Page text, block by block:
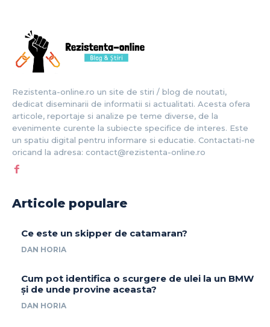
Rezistenta-online.ro un site de stiri / blog de noutati,
dedicat diseminarii de informatii si actualitati. Acesta ofera
articole, reportaje si analize pe teme diverse, de la
evenimente curente la subiecte specifice de interes. Este
un spatiu digital pentru informare si educatie. Contactati-ne
oricand la adresa: contact@rezistenta-online.ro
Articole populare
Ce este un skipper de catamaran?
DAN HORIA
Cum pot identifica o scurgere de ulei la un BMW
și de unde provine aceasta?
DAN HORIA